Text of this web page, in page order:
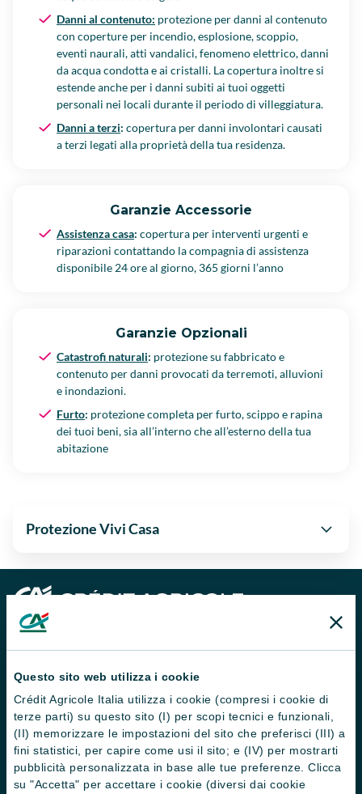
Questo sito web utilizza i cookie
Crédit Agricole Italia utilizza i cookie (compresi i cookie di
terze parti) su questo sito (I) per scopi tecnici e funzionali,
(II) memorizzare le impostazioni del sito che preferisci (III) a
fini statistici, per capire come usi il sito; e (IV) per mostrarti
pubblicità personalizzata in base alle tue preferenze. Clicca
su "Accetta" per accettare i cookie (diversi dai cookie
Danni al contenuto: protezione per danni al contenuto
con coperture per incendio, esplosione, scoppio,
eventi naurali, atti vandalici, fenomeno elettrico, danni
da acqua condotta e ai cristalli. La copertura inoltre si
estende anche per i danni subiti ai tuoi oggetti
personali nei locali durante il periodo di villeggiatura.
Danni a terzi: copertura per danni involontari causati
a terzi legati alla proprietà della tua residenza.
Garanzie Accessorie
Assistenza casa: copertura per interventi urgenti e
riparazioni contattando la compagnia di assistenza
disponibile 24 ore al giorno, 365 giorni l’anno
Garanzie Opzionali
Catastrofi naturali: protezione su fabbricato e
contenuto per danni provocati da terremoti, alluvioni
e inondazioni.
Furto: protezione completa per furto, scippo e rapina
dei tuoi beni, sia all’interno che all’esterno della tua
abitazione
Protezione Vivi Casa
Il Gruppo
Trova filiali